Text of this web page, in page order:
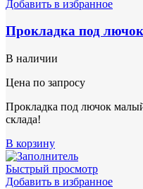
Добавить в избранное
Прокладка под
В наличии
Цена по запросу
Прокладка под лючок
склада!
В корзину
Быстрый просмотр
Добавить в избранное